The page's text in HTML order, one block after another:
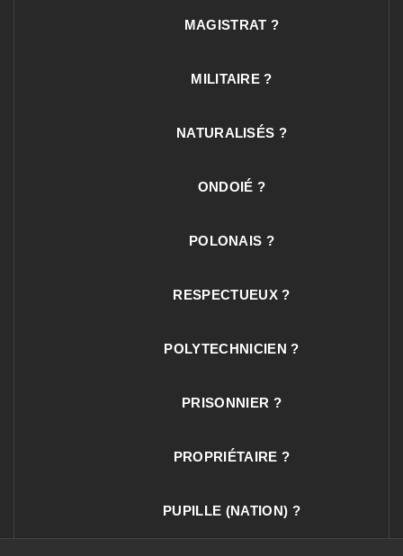
MAGISTRAT ?
MILITAIRE ?
NATURALISÉS ?
ONDOIÉ ?
POLONAIS ?
RESPECTUEUX ?
POLYTECHNICIEN ?
PRISONNIER ?
PROPRIÉTAIRE ?
PUPILLE (NATION) ?